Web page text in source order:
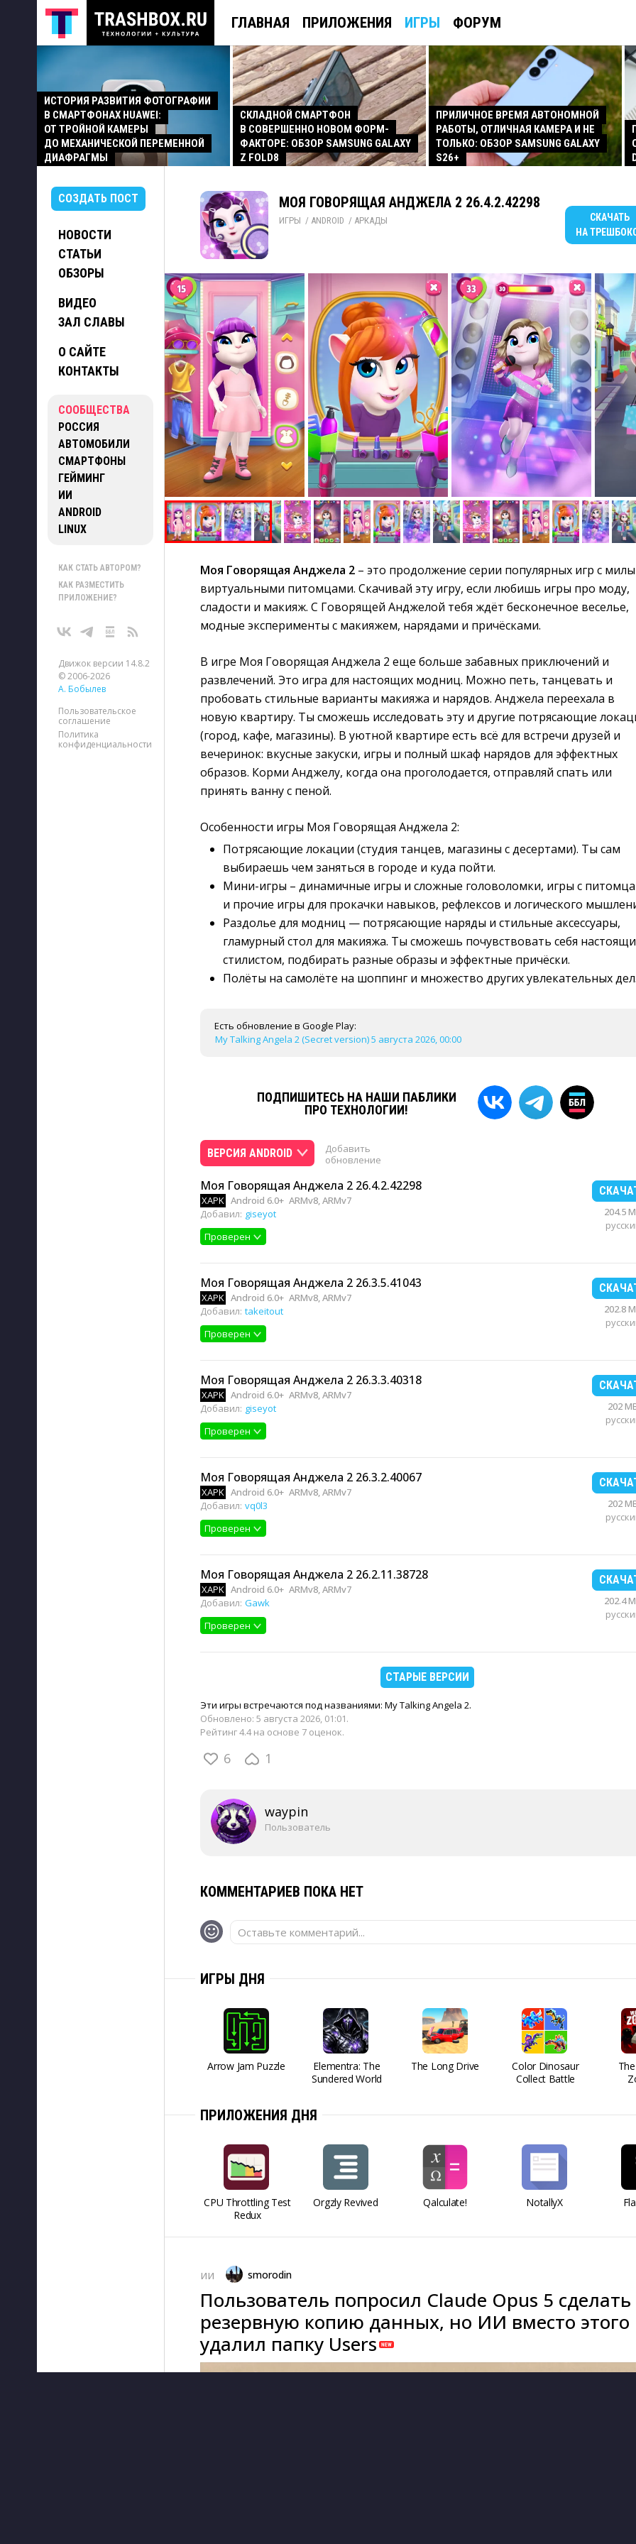
ГЛАВНАЯ ПРИЛОЖЕНИЯ ИГРЫ ФОРУМ
ИСТОРИЯ РАЗВИТИЯ ФОТОГРАФИИ
В СМАРТФОНАХ HUAWEI:
ОТ ТРОЙНОЙ КАМЕРЫ
ДО МЕХАНИЧЕСКОЙ ПЕРЕМЕННОЙ
ДИАФРАГМЫ
СКЛАДНОЙ СМАРТФОН
В СОВЕРШЕННО НОВОМ ФОРМ-
ФАКТОРЕ: ОБЗОР SAMSUNG GALAXY
Z FOLD8
ПРИЛИЧНОЕ ВРЕМЯ АВТОНОМНОЙ
РАБОТЫ, ОТЛИЧНАЯ КАМЕРА И НЕ
ТОЛЬКО: ОБЗОР SAMSUNG GALAXY
S26+
СОЗДАТЬ ПОСТ
НОВОСТИ
СТАТЬИ
ОБЗОРЫ
ВИДЕО
ЗАЛ СЛАВЫ
О САЙТЕ
КОНТАКТЫ
СООБЩЕСТВА
РОССИЯ
АВТОМОБИЛИ
СМАРТФОНЫ
ГЕЙМИНГ
ИИ
ANDROID
LINUX
КАК СТАТЬ АВТОРОМ?
КАК РАЗМЕСТИТЬ
ПРИЛОЖЕНИЕ?
Движок версии 14.8.2
© 2006-2026
А. Бобылев
Пользовательское
соглашение
Политика
конфиденциальности
МОЯ ГОВОРЯЩАЯ АНДЖЕЛА 2 26.4.2.42298
ИГРЫ / ANDROID / АРКАДЫ
СКАЧАТЬ
НА
Моя Говорящая Анджела 2 – это продолжение серии популярных игр с
виртуальными питомцами. Скачивай эту игру, если любишь игры про моду,
сладости и макияж. С Говорящей Анджелой тебя ждёт бесконечное веселье,
модные эксперименты с макияжем, нарядами и причёсками.
В игре Моя Говорящая Анджела 2 еще больше забавных приключений и
развлечений. Это игра для настоящих модниц. Можно петь, танцевать и
пробовать стильные варианты макияжа и нарядов. Анджела переехала в
новую квартиру. Ты сможешь исследовать эту и другие потрясающие
(город, кафе, магазины). В уютной квартире есть всё для встречи друзей и
вечеринок: вкусные закуски, игры и полный шкаф нарядов для эффектных
образов. Корми Анджелу, когда она проголодается, отправляй спать или
принять ванну с пеной.
Особенности игры Моя Говорящая Анджела 2:
Потрясающие локации (студия танцев, магазины с десертами). Ты сам
выбираешь чем заняться в городе и куда пойти.
Мини-игры – динамичные игры и сложные головоломки, игры с
и прочие игры для прокачки навыков, рефлексов и логического
Раздолье для модниц — потрясающие наряды и стильные аксессуары,
гламурный стол для макияжа. Ты сможешь почувствовать себя
стилистом, подбирать разные образы и эффектные причёски.
Полёты на самолёте на шоппинг и множество других увлекательных дел.
Есть обновление в Google Play:
My Talking Angela 2 (Secret version) 5 августа 2026, 00:00
ПОДПИШИТЕСЬ НА НАШИ ПАБЛИКИ
ПРО ТЕХНОЛОГИИ!
ВЕРСИЯ ANDROID
Добавить
обновление
Моя Говорящая Анджела 2 26.4.2.42298
XAPK Android 6.0+ ARMv8, ARMv7
Добавил: giseyot
Проверен
204.5
Моя Говорящая Анджела 2 26.3.5.41043
XAPK Android 6.0+ ARMv8, ARMv7
Добавил: takeitout
Проверен
202.8
Моя Говорящая Анджела 2 26.3.3.40318
XAPK Android 6.0+ ARMv8, ARMv7
Добавил: giseyot
Проверен
202
Моя Говорящая Анджела 2 26.3.2.40067
XAPK Android 6.0+ ARMv8, ARMv7
Добавил: vq0l3
Проверен
202
Моя Говорящая Анджела 2 26.2.11.38728
XAPK Android 6.0+ ARMv8, ARMv7
Добавил: Gawk
Проверен
202.4
СТАРЫЕ ВЕРСИИ
Эти игры встречаются под названиями: My Talking Angela 2.
Обновлено: 5 августа 2026, 01:01.
Рейтинг 4.4 на основе 7 оценок.
6 1
waypin
Пользователь
КОММЕНТАРИЕВ ПОКА НЕТ
Оставьте комментарий...
ИГРЫ ДНЯ
Arrow Jam Puzzle
Elementra: The
Sundered World
The Long Drive
Color Dinosaur
Collect Battle
ПРИЛОЖЕНИЯ ДНЯ
CPU Throttling Test
Redux
Orgzly Revived Qalculate! NotallyX
ИИ smorodin
Пользователь попросил Claude Opus 5 сделать
резервную копию данных, но ИИ вместо этого
удалил папку Users